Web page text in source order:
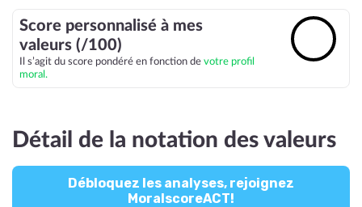
Score personnalisé à mes
valeurs (/100)
Il s’agit du score pondéré en fonction de votre profil
moral.
Détail de la notation des valeurs
Débloquez les analyses, rejoignez
MoralscoreACT!